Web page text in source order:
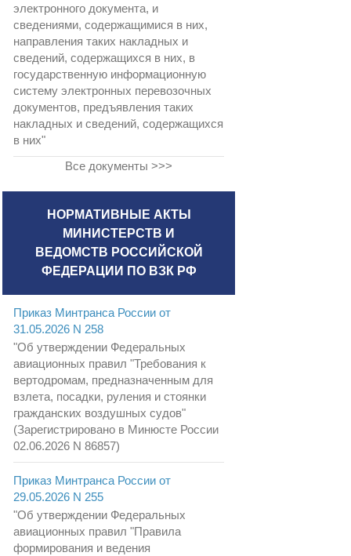
электронного документа, и
сведениями, содержащимися в них,
направления таких накладных и
сведений, содержащихся в них, в
государственную информационную
систему электронных перевозочных
документов, предъявления таких
накладных и сведений, содержащихся
в них"
Все документы >>>
НОРМАТИВНЫЕ АКТЫ
МИНИСТЕРСТВ И
ВЕДОМСТВ РОССИЙСКОЙ
ФЕДЕРАЦИИ ПО ВЗК РФ
Приказ Минтранса России от
31.05.2026 N 258
"Об утверждении Федеральных
авиационных правил "Требования к
вертодромам, предназначенным для
взлета, посадки, руления и стоянки
гражданских воздушных судов"
(Зарегистрировано в Минюсте России
02.06.2026 N 86857)
Приказ Минтранса России от
29.05.2026 N 255
"Об утверждении Федеральных
авиационных правил "Правила
формирования и ведения